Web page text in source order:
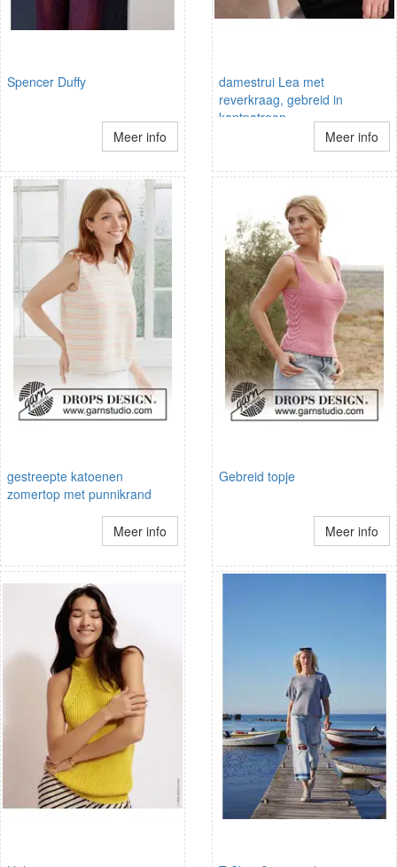
Spencer Duffy
Meer info
damestrui Lea met
reverkraag, gebreid in
kantpatroon
Meer info
gestreepte katoenen
zomertop met punnikrand
Meer info
Gebreid topje
Meer info